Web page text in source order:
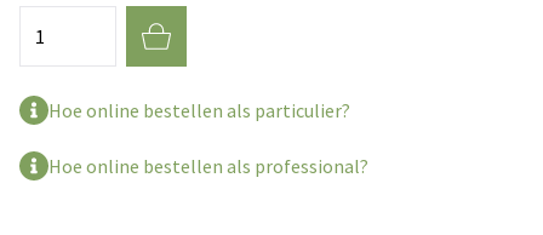
Hoe online bestellen als particulier?
Hoe online bestellen als professional?